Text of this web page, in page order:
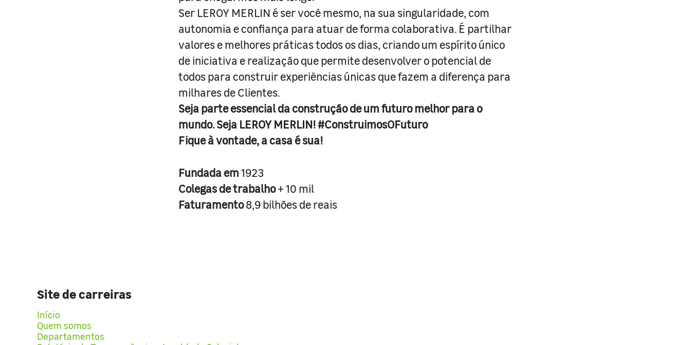
Ser LEROY MERLIN é ser você mesmo, na sua singularidade, com
autonomia e confiança para atuar de forma colaborativa. É partilhar
valores e melhores práticas todos os dias, criando um espírito único
de iniciativa e realização que permite desenvolver o potencial de
todos para construir experiências únicas que fazem a diferença para
milhares de Clientes.
Seja parte essencial da construção de um futuro melhor para o
mundo. Seja LEROY MERLIN! #ConstruimosOFuturo
Fique à vontade, a casa é sua!
Fundada em1923
Colegas de trabalho+ 10 mil
Faturamento8,9 bilhões de reais
Site de carreiras
Início
Quem somos
Departamentos